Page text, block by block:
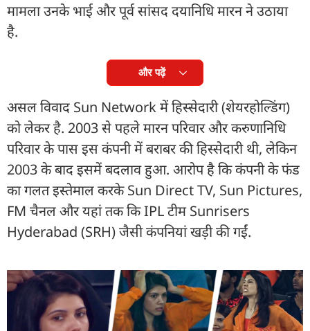
मामला उनके भाई और पूर्व सांसद दयानिधि मारन ने उठाया
है.
और पढ़ें
असल विवाद Sun Network में हिस्सेदारी (शेयरहोल्डिंग)
को लेकर है. 2003 से पहले मारन परिवार और करुणानिधि
परिवार के पास इस कंपनी में बराबर की हिस्सेदारी थी, लेकिन
2003 के बाद इसमें बदलाव हुआ. आरोप है कि कंपनी के फंड
का गलत इस्तेमाल करके Sun Direct TV, Sun Pictures,
FM चैनल और यहां तक कि IPL टीम Sunrisers
Hyderabad (SRH) जैसी कंपनियां खड़ी की गईं.